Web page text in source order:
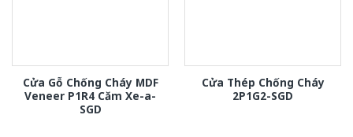
Cửa Gỗ Chống Cháy MDF
Veneer P1R4 Căm Xe-a-
SGD
Cửa Thép Chống Cháy
2P1G2-SGD